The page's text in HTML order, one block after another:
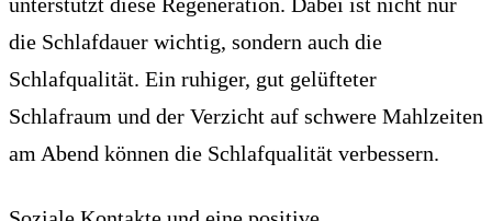
unterstützt diese Regeneration. Dabei ist nicht nur
die Schlafdauer wichtig, sondern auch die
Schlafqualität. Ein ruhiger, gut gelüfteter
Schlafraum und der Verzicht auf schwere Mahlzeiten
am Abend können die Schlafqualität verbessern.